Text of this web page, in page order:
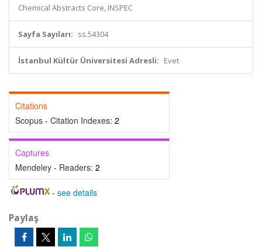
Chemical Abstracts Core, INSPEC
Sayfa Sayıları: ss.54304
İstanbul Kültür Üniversitesi Adresli: Evet
Citations
Scopus - Citation Indexes: 2
Captures
Mendeley - Readers: 2
- see details
Paylaş